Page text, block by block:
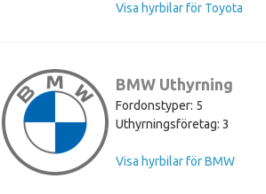
Visa hyrbilar för Toyota
BMW Uthyrning
Fordonstyper: 5
Uthyrningsföretag: 3
Visa hyrbilar för BMW